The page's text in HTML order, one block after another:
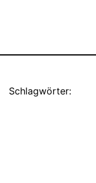
Schlagwörter: